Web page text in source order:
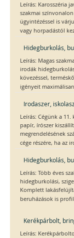
Leírás: Karosszéria
szakmai
ügyintézéssel is
vagy horpadástól
Hidegburkolás,
Leírás: Magas
irodák
kövezéssel,
igényeit
Irodaszer,
Leírás: Cégünk a
papír, írószer
megrendelésének
cége részére, ha az
Hidegburkolás,
Leírás: Több éves
hidegburkolási,
Komplett
beruházások is
Kerékpárbolt,
Leírás: